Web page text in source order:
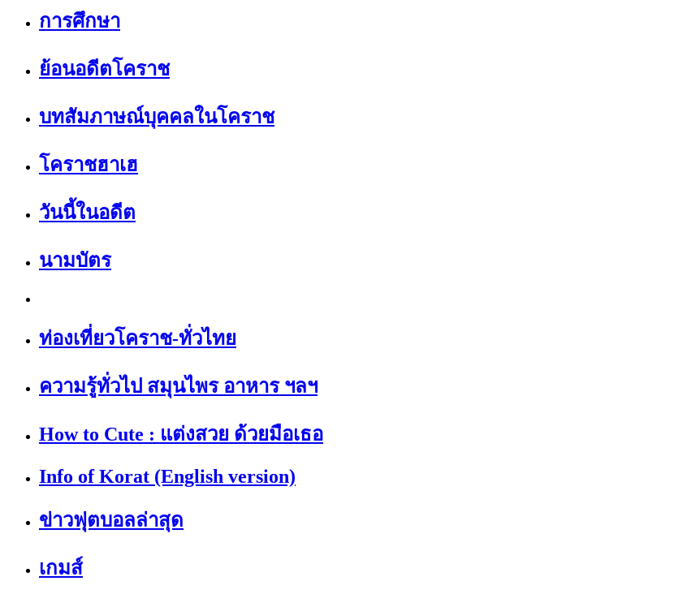
การศึกษา
ย้อนอดีตโคราช
บทสัมภาษณ์บุคคลในโคราช
โคราชฮาเฮ
วันนี้ในอดีต
นามบัตร
ท่องเที่ยวโคราช-ทั่วไทย
ความรู้ทั่วไป สมุนไพร อาหาร ฯลฯ
How to Cute : แต่งสวย ด้วยมือเธอ
Info of Korat (English version)
ข่าวฟุตบอลล่าสุด
เกมส์